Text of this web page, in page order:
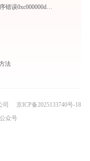
WPS Office错误报告transerr.exe应用程序错误0xc000000d解决方法
法
司
京ICP备2025133740号-18
众号